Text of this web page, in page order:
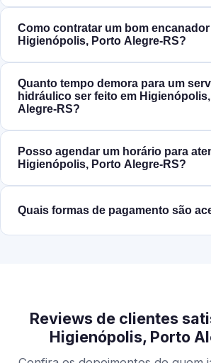
Como contratar um bom encanador
Higienópolis, Porto Alegre‑RS?
Quanto tempo demora para um
hidráulico ser feito em
Alegre‑RS?
Posso agendar um horário para
Higienópolis, Porto Alegre‑RS?
Quais formas de pagamento são
Reviews de clientes
Higienópolis, Porto